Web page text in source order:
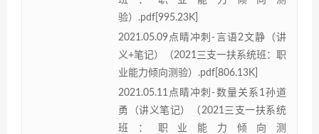
验）.pdf[995.23K]
2021.05.09点睛冲刺-言语2文静（讲
义+笔记）（2021三支一扶系统班：职
业能力倾向测验）.pdf[806.13K]
2021.05.11点睛冲刺-数量关系1孙道
勇（讲义笔记）（2021三支一扶系统
班：职业能力倾向测